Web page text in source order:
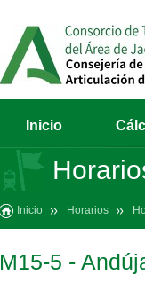
Inicio
Inicio Horarios
M15-5 -